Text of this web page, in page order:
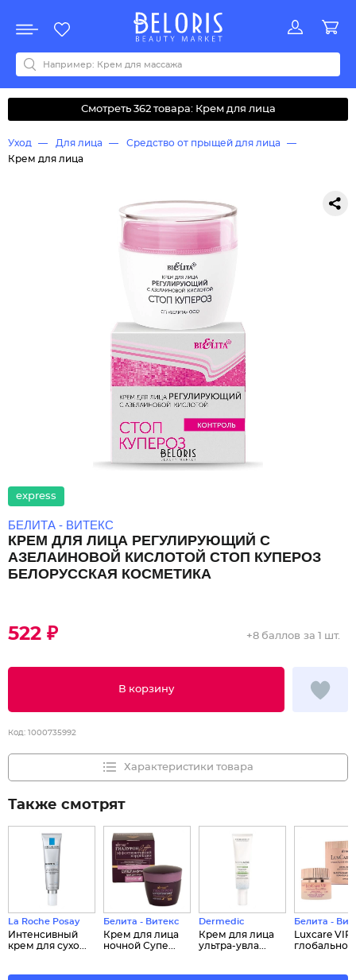
Акции
Все бренды
0-9ABCDEFGHIJKLMNOPQRSTUVWYZАБВДЗИМОКЛНПРСТУФ
Смотреть 362 товара: Крем для лица
Уход Для лица
Средство от прыщей для лица
Крем для лица
express
БЕЛИТА - ВИТЕКС
КРЕМ ДЛЯ ЛИЦА РЕГУЛИРУЮЩИЙ С
АЗЕЛАИНОВОЙ КИСЛОТОЙ СТОП КУПЕРОЗ
БЕЛОРУССКАЯ КОСМЕТИКА
522 ₽
В корзину
+8 баллов за 1 шт.
Код: 1000735992
Характеристики товара
Также смотрят
La Roche Posay
Интенcивный
крем для сухо...
Белита - Витекс
Крем для лица
ночной Супе...
Dermedic
Крем для лица
ультра-увла...
Белита -
Luxcare VIP